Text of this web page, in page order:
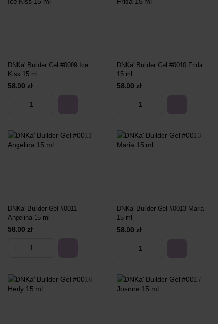
DNKa' Builder Gel #0009 Ice
Kiss 15 ml
58.00 zł
DNKa' Builder Gel #0010 Frida
15 ml
58.00 zł
DNKa' Builder Gel #0011
Angelina 15 ml
58.00 zł
DNKa' Builder Gel #0013 Maria
15 ml
58.00 zł